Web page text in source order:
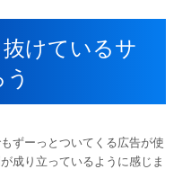
けているサ
ずーっとついてくる広告が使
成り立っているように感じま